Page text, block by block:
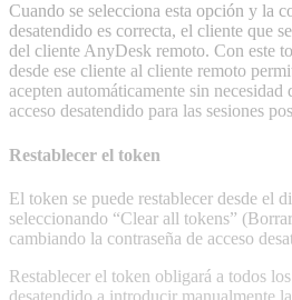
Cuando se selecciona esta opción y la
desatendido es correcta, el cliente que
del cliente AnyDesk remoto. Con este
desde ese cliente al cliente remoto
acepten automáticamente sin necesidad
acceso desatendido para las sesiones
Restablecer el token
El token se puede restablecer desde el
seleccionando “Clear all tokens”
cambiando la contraseña de acceso
Restablecer el token obligará a todos
desatendido a introducir manualmente